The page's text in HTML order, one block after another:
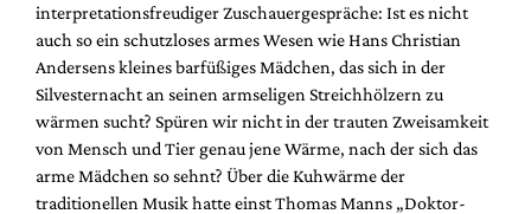
interpretationsfreudiger Zuschauergespräche: Ist es nicht
auch so ein schutzloses armes Wesen wie Hans Christian
Andersens kleines barfüßiges Mädchen, das sich in der
Silvesternacht an seinen armseligen Streichhölzern zu
wärmen sucht? Spüren wir nicht in der trauten Zweisamkeit
von Mensch und Tier genau jene Wärme, nach der sich das
arme Mädchen so sehnt? Über die Kuhwärme der
traditionellen Musik hatte einst Thomas Manns „Doktor-